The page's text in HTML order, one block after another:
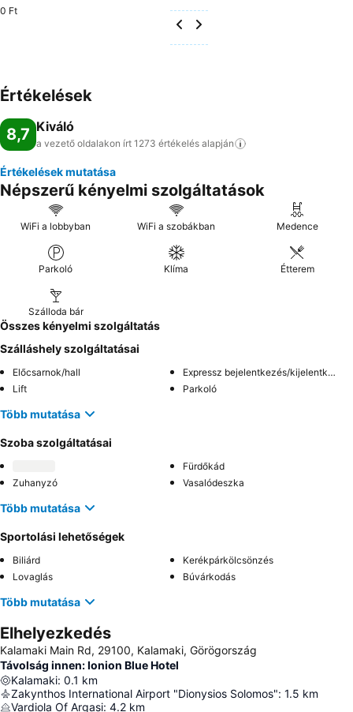
0 Ft
Értékelések
8,7 Kiváló
a vezető oldalakon írt 1273 értékelés alapján
Értékelések mutatása
Népszerű kényelmi szolgáltatások
WiFi a lobbyban WiFi a szobákban Medence
Parkoló Klíma Étterem
Szálloda bár
Összes kényelmi szolgáltatás
Szálláshely szolgáltatásai
Előcsarnok/hall
Expressz bejelentkezés/kijelentkezés
Lift
Parkoló
Több mutatása
Szoba szolgáltatásai
Fürdőkád
Zuhanyzó
Vasalódeszka
Több mutatása
Sportolási lehetőségek
Biliárd
Kerékpárkölcsönzés
Lovaglás
Búvárkodás
Több mutatása
Elhelyezkedés
Kalamaki Main Rd, 29100, Kalamaki, Görögország
Távolság innen: Ionion Blue Hotel
Kalamaki: 0.1 km
Zakynthos International Airport "Dionysios Solomos": 1.5 km
Vardiola Of Argasi: 4.2 km